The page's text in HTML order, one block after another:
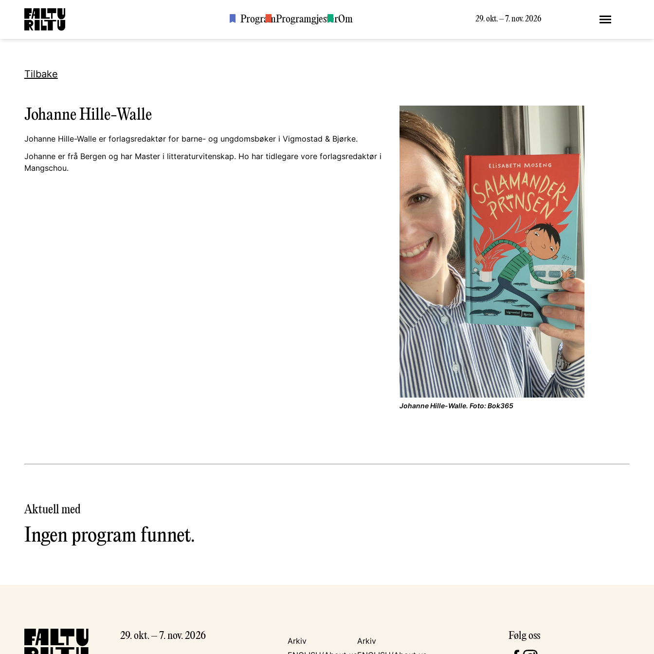
ProgramProgramgjesterOm 29. okt. – 7. nov. 2026 Meny
Tilbake
Johanne Hille-Walle. Foto: Bok365
Johanne Hille-Walle
Johanne Hille-Walle er forlagsredaktør for barne- og ungdomsbøker i Vigmostad & Bjørke.
Johanne er frå Bergen og har Master i litteraturvitenskap. Ho har tidlegare vore forlagsredaktør i
Mangschou.
Aktuell med
Ingen program funnet.
29. okt. – 7. nov. 2026
Arkiv
Arkiv
Følg oss